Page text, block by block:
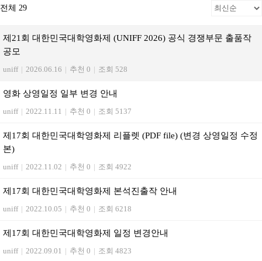
전체 29
제21회 대한민국대학영화제 (UNIFF 2026) 공식 경쟁부문 출품작
공모
uniff | 2026.06.16 | 추천 0 | 조회 528
영화 상영일정 일부 변경 안내
uniff | 2022.11.11 | 추천 0 | 조회 5137
제17회 대한민국대학영화제 리플렛 (PDF file) (변경 상영일정 수정
본)
uniff | 2022.11.02 | 추천 0 | 조회 4922
제17회 대한민국대학영화제 본석진출작 안내
uniff | 2022.10.05 | 추천 0 | 조회 6218
제17회 대한민국대학영화제 일정 변경안내
uniff | 2022.09.01 | 추천 0 | 조회 4823